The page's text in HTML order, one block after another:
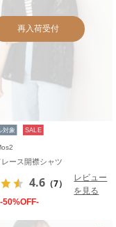
再入荷受付
対象 SALE
ース開襟シャツ
4.6 （7）
レビュー
を見る
-50%OFF-